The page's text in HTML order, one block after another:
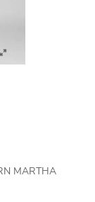
MARTHA